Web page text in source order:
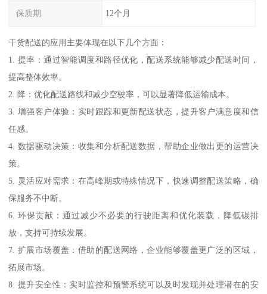
保质期 12个月
干货配送的应用主要体现在以下几个方面：
1. 提率：通过智能调度和路径优化，配送系统能够减少配送时间，
提高整体效率。
2. 降：优化配送路线和减少空驶率，可以显著降低运输成本。
3. 增强客户体验：实时跟踪和更新配送状态，提升客户满意度和信
任感。
4. 数据驱动决策：收集和分析配送数据，帮助企业做出更的运营决
策。
5. 灵活应对需求：在高峰期或特殊情况下，快速调整配送策略，确
保服务不中断。
6. 环保贡献：通过减少不必要的行驶距离和优化装载，降低碳排
放，支持可持续发展。
7. 扩展市场覆盖：借助的配送网络，企业能够覆盖更广泛的区域，
拓展市场。
8. 提升安全性：实时监控和预警系统可以及时发现并处理潜在的安